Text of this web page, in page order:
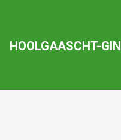
HOOLGAASCHT-GIN